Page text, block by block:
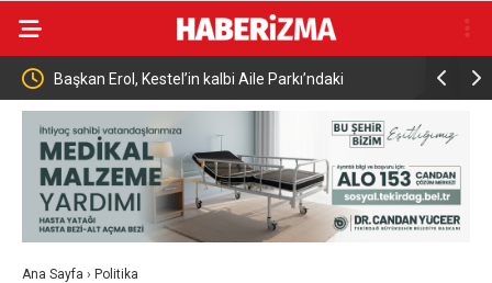
YENİ Parti Manisa İl Başkanı İlksen Özalper
Gözaltına Alındı
Bakan
söndürme
Ana Sayfa › Politika